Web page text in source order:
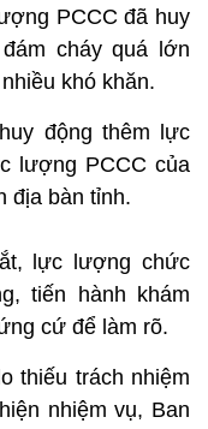
PCCC đã huy
cháy quá lớn
khó khăn.
động thêm lực
lượng PCCC của
địa bàn tỉnh.
lực lượng chức
tiến hành khám
cứ để làm rõ.
thiếu trách nhiệm
nhiệm vụ, Ban